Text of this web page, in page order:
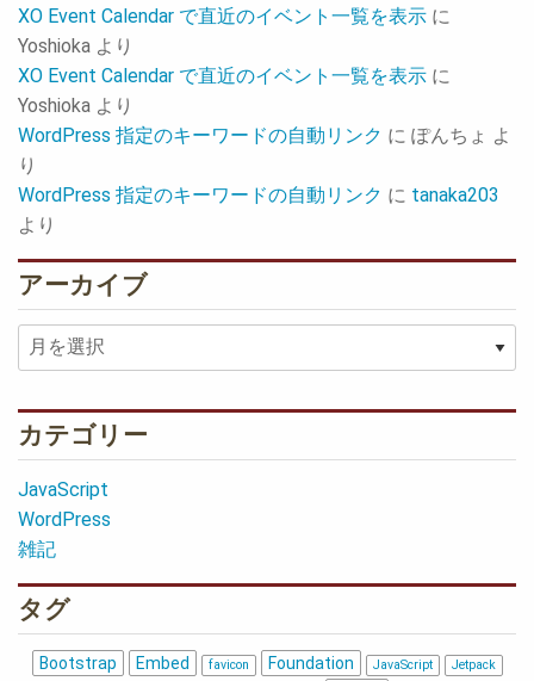
XO Event Calendar で直近のイベント一覧を表示 に
Yoshioka より
XO Event Calendar で直近のイベント一覧を表示 に
Yoshioka より
WordPress 指定のキーワードの自動リンク に ぽんちょ よ
り
WordPress 指定のキーワードの自動リンク に tanaka203
より
アーカイブ
ー
イ
ブ
カテゴリー
JavaScript
WordPress
雑記
タグ
Bootstrap Embed favicon Foundation JavaScript Jetpack